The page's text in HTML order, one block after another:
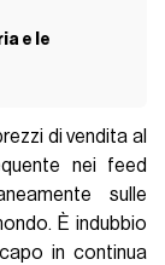
e le
di vendita al
nei feed
sulle
È indubbio
in continua